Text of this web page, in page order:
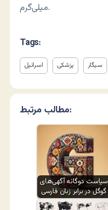
میلی‌گرم.
Tags:
اسرائیل پزشکی سیگار
مطالب مرتبط:
سیاست دوگانه آگهی‌های
گوگل در برابر زبان فارسی